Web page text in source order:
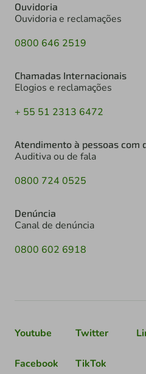
Ouvidoria
Ouvidoria e reclamações
0800 646 2519
Chamadas Internacionais
Elogios e reclamações
+ 55 51 2313 6472
Atendimento à pessoas com
Auditiva ou de fala
0800 724 0525
Denúncia
Canal de denúncia
0800 602 6918
Youtube Twitter
Facebook TikTok